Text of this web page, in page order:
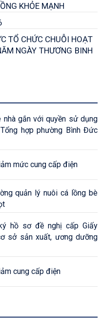
KHỎE MẠNH
TỔ CHỨC CHUỖI HOẠT
NGÀY THƯƠNG BINH
nhà gắn với quyền sử dụng
hợp phường Bình Đức
mức cung cấp điện
quản lý nuôi cá lồng bè
hồ sơ đề nghị cấp Giấy
sở sản xuất, ương dưỡng
cung cấp điện